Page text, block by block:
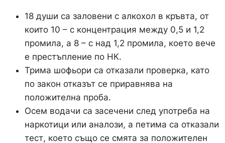
18 души са заловени с алкохол в кръвта, от
които 10 – с концентрация между 0,5 и 1,2
промила, а 8 – с над 1,2 промила, което вече
е престъпление по НК.
Трима шофьори са отказали проверка, като
по закон отказът се приравнява на
положителна проба.
Осем водачи са засечени след употреба на
наркотици или аналози, а петима са отказали
тест, което също се смята за положителен